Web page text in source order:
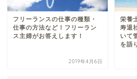
フリーランスの仕事の種類・
仕事の方法など！フリーラン
ス主婦がお答えします！
2019年4月6日
栄養
寿退
いて
を語